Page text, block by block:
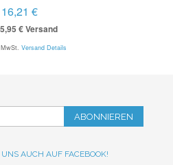
16,21 €
€ Versand
Versand Details
ABONNIEREN
AUCH AUF FACEBOOK!